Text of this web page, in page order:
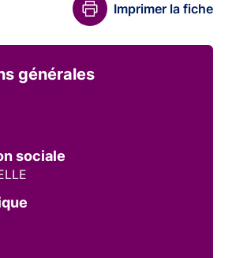
Imprimer la fiche
générales
sociale